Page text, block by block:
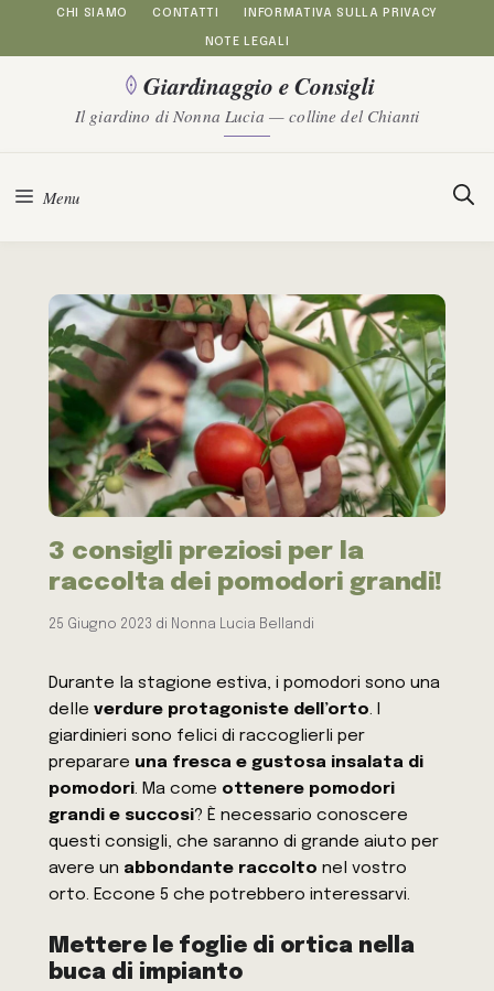
al
contenuto
CHI SIAMO CONTATTI INFORMATIVA SULLA PRIVACY
NOTE LEGALI
Giardinaggio e Consigli
Il giardino di Nonna Lucia — colline del Chianti
Menu
3 consigli preziosi per la
raccolta dei pomodori grandi!
25 Giugno 2023 di Nonna Lucia Bellandi
Durante la stagione estiva, i pomodori sono una
delleverdure protagoniste dell’orto. I
giardinieri sono felici di raccoglierli per
preparare una fresca e gustosa insalata di
pomodori. Ma come ottenere pomodori
grandi e succosi? È necessario conoscere
questi consigli, che saranno di grande aiuto per
avere un abbondante raccolto nel vostro
orto. Eccone 5 che potrebbero interessarvi.
Mettere le foglie di ortica nella
buca di impianto